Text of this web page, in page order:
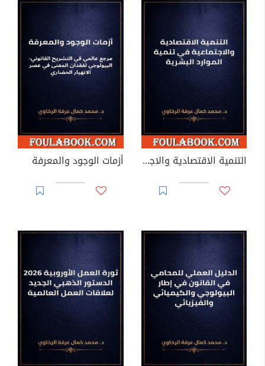
التنمية الاقتصادية والاجتماعية في تنمية الموارد البشرية أزمات الوجود والمعرفة